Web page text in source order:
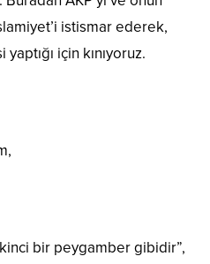
istismar ederek,
için kınıyoruz.
bir peygamber gibidir”,